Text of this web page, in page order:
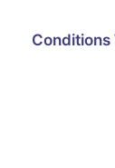
Conditions